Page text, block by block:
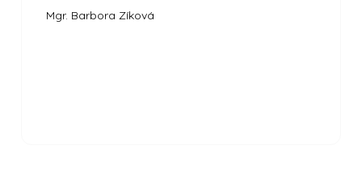
Mgr. Barbora Zíková